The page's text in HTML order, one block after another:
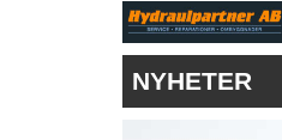
NYHETER